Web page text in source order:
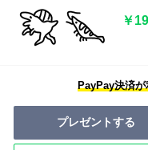
￥
PayPay決済
プレゼントする